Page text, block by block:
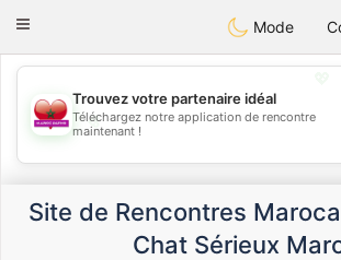
Maroc Dating
Toggle
Mode
💖
💕
Trouvez votre partenaire idéal
Téléchargez notre application de rencontre
maintenant !
Site de Rencontres
Chat Sérieux